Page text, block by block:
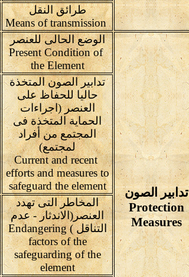
طرائق النقل
Means of transmission
تدابير الصون
Protection
Measures
الوضع الحالى للعنصر
Present Condition of
the Element
تدابير الصون المتخذة
حاليا للحفاظ على
العنصر (اجراءات
الحماية المتخذة فى
المجتمع من أفراد
لمجتمع)
Current and recent
efforts and measures to
safeguard the element
المخاطر التى تهدد
العنصر(الاندثار - عدم
التناقل ) Endangering
factors of the
safeguarding of the
element